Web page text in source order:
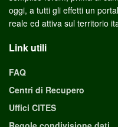
oggi, a tutti gli effetti un
reale ed attiva sul territorio
Link utili
FAQ
Centri di Recupero
Uffici CITES